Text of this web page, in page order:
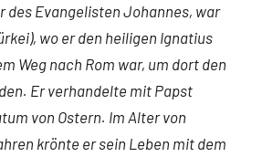
des Evangelisten Johannes, war
wo er den heiligen Ignatius
Weg nach Rom war, um dort den
Er verhandelte mit Papst
von Ostern. Im Alter von
krönte er sein Leben mit dem